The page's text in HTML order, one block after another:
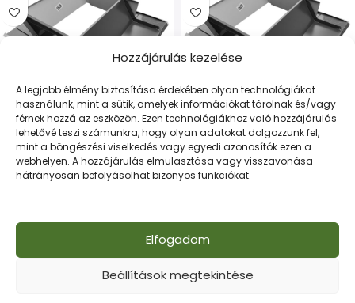
Hozzájárulás kezelése
A legjobb élmény biztosítása érdekében olyan technológiákat
használunk, mint a sütik, amelyek információkat tárolnak és/vagy
férnek hozzá az eszközön. Ezen technológiákhoz való hozzájárulás
lehetővé teszi számunkra, hogy olyan adatokat dolgozzunk fel,
mint a böngészési viselkedés vagy egyedi azonosítók ezen a
webhelyen. A hozzájárulás elmulasztása vagy visszavonása
hátrányosan befolyásolhat bizonyos funkciókat.
Elfogadom
Beállítások megtekintése
Kéményszegő, antracit
MATT, RAL 7016 MATT, 38
cm x 38 cm
Kéményszegők,Kiegészítők
Kéményszegő, antracit
MATT, RAL 7016 MATT, 51 cm
x 38 cm
Kéményszegők,Kiegészítők